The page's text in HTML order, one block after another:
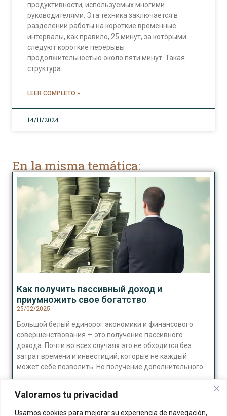
Valoramos tu privacidad
Usamos cookies para mejorar su experiencia de navegación,
продуктивности, используемых многими
руководителями. Эта техника заключается в
разделении работы на короткие временные
интервалы, как правило, 25 минут, за которыми
следуют короткие перерывы
продолжительностью около пяти минут. Такая
структура
LEER COMPLETO »
14/11/2024
En la misma temática:
Как получить пассивный доход и
приумножить свое богатство
25/02/2025
Большой белый единорог экономики и финансового
совершенствования — это получение пассивного
дохода. Почти во всех случаях это не обходится без
затрат времени и инвестиций, которые не каждый
может себе позволить. Но получение дополнительного